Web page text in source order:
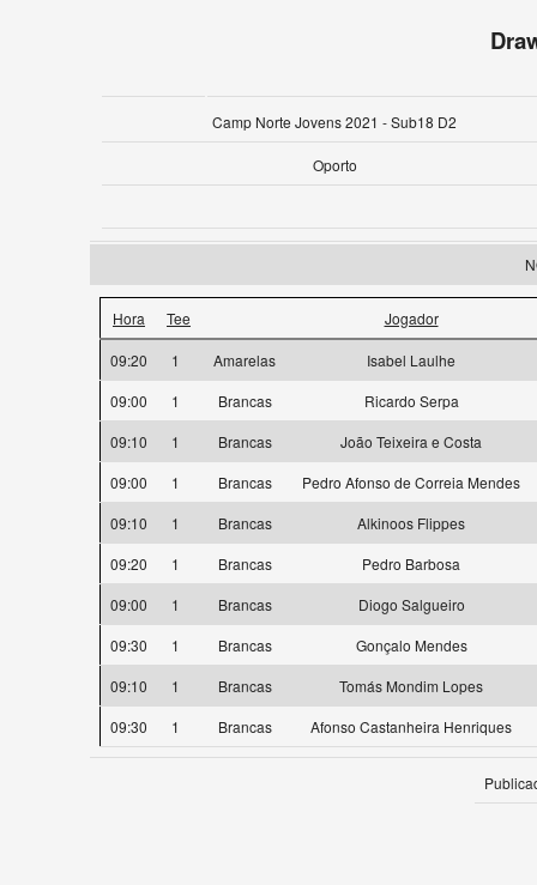
Camp Norte Jovens 2021 - Sub18 D2
Oporto
Hora Tee Jogador
09:20 1 Amarelas
Isabel Laulhe
09:00
1 Brancas
Ricardo Serpa
09:10
1 Brancas
João Teixeira e Costa
09:00
1 Brancas
Pedro Afonso de Correia Mendes
09:10
1 Brancas
Alkinoos Flippes
09:20
1 Brancas
Pedro Barbosa
09:00
1 Brancas
Diogo Salgueiro
09:30
1 Brancas
Gonçalo Mendes
09:10
1 Brancas
Tomás Mondim Lopes
09:30
1 Brancas Afonso Castanheira Henriques